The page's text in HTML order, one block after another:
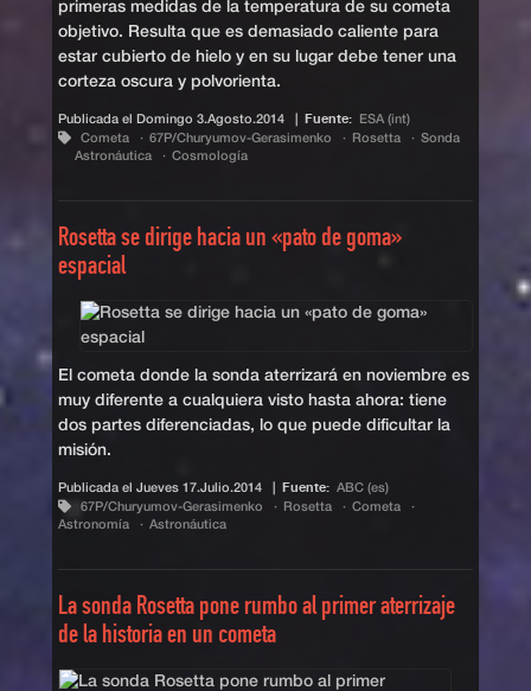
primeras medidas de la temperatura de su cometa
objetivo. Resulta que es demasiado caliente para
estar cubierto de hielo y en su lugar debe tener una
corteza oscura y polvorienta.
Publicada el Domingo 3.Agosto.2014 Fuente:
ESA (int)
Cometa
67P/Churyumov-Gerasimenko Rosetta
Sonda
Astronáutica
Cosmología
Rosetta se dirige hacia un «pato de goma»
espacial
El cometa donde la sonda aterrizará en noviembre es
muy diferente a cualquiera visto hasta ahora: tiene
dos partes diferenciadas, lo que puede dificultar la
misión.
Publicada el Jueves 17.Julio.2014 Fuente: ABC (es)
67P/Churyumov-Gerasimenko
Rosetta
Cometa
Astronomía
Astronáutica
La sonda Rosetta pone rumbo al primer aterrizaje
de la historia en un cometa